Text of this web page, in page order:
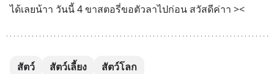
ได้เลยน้าา วันนี้ 4 ขาสตอรี่ขอตัวลาไปก่อน สวัสดีค่าา ><
สัตว์ สัตว์เลี้ยง สัตว์โลก